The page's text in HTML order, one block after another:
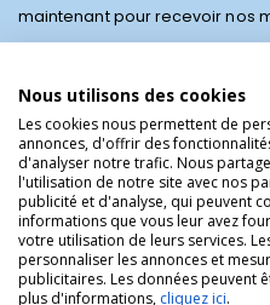
maintenant pour recevoir nos
La Boutique des Chrétiens © | La
référence !.
Nous utilisons des cookies
Les cookies nous permettent de
annonces, d'offrir des
d'analyser notre trafic. Nous
l'utilisation de notre site avec nos
publicité et d'analyse, qui peuvent
informations que vous leur avez
votre utilisation de leurs services.
personnaliser les annonces et
publicitaires. Les données peuvent
plus d'informations, cliquez ici.